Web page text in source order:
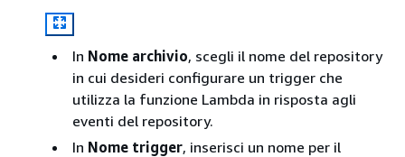
In Nome archivio, scegli il nome del repository
in cui desideri configurare un trigger che
utilizza la funzione Lambda in risposta agli
eventi del repository.
In Nome trigger, inserisci un nome per il